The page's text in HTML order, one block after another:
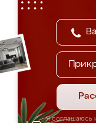
Я соглашаюсь